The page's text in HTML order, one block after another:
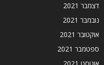
דצמבר 2021
נובמבר 2021
אוקטובר 2021
ספטמבר 2021
אוגוסט 2021